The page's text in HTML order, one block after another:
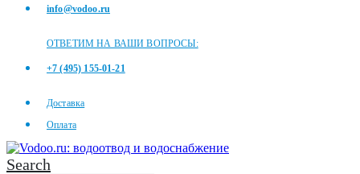
info@vodoo.ru
ОТВЕТИМ НА ВАШИ ВОПРОСЫ:
+7 (495) 155-01-21
Доставка
Оплата
Search